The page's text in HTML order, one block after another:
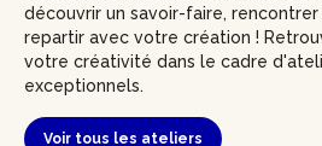
découvrir un savoir-faire,
repartir avec votre création !
votre créativité dans le cadre
exceptionnels.
Voir tous les ateliers